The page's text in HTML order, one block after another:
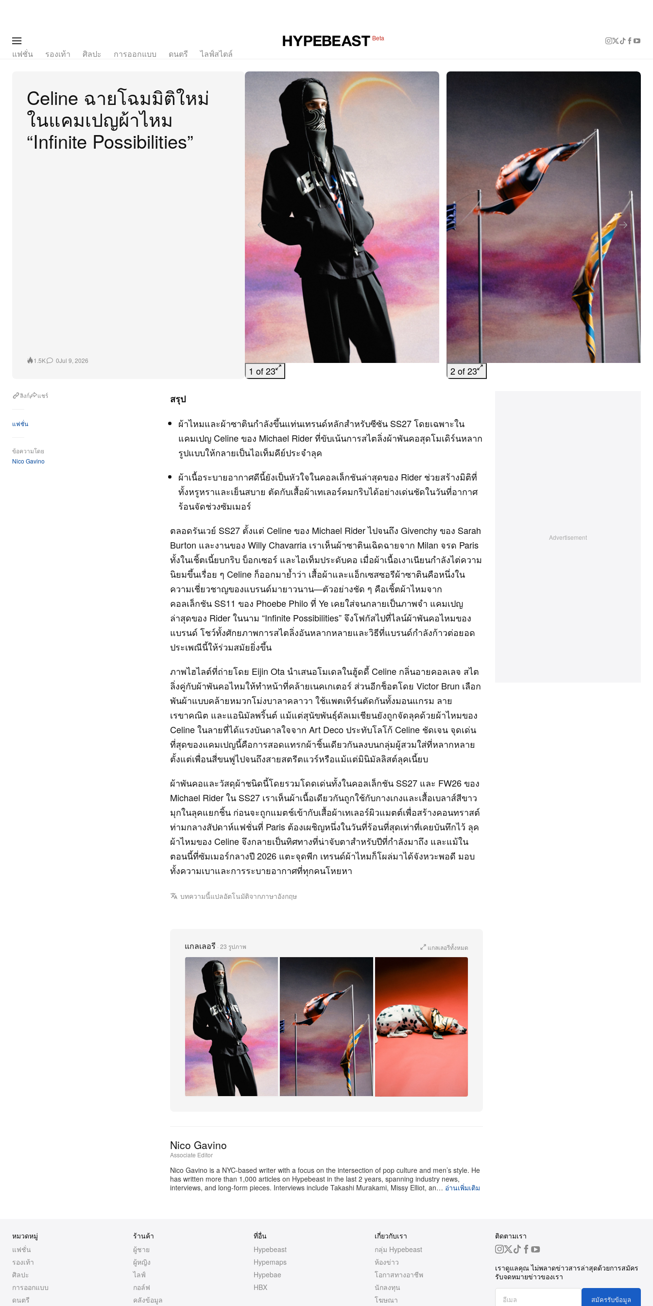
Beta
แฟชั่น รองเท้า ศิลปะ การออกแบบ ดนตรี ไลฟ์สไตล์
Celine ฉายโฉมมิติใหม่
ในแคมเปญผ้าไหม
“Infinite Possibilities”
1.5K 0Jul 9, 2026
1 of 23 2 of 23
ลิงก์ แชร์
แฟชั่น
ข้อความโดย
Nico Gavino
สรุป
ผ้าไหมและผ้าซาตินกำลังขึ้นแท่นเทรนด์หลักสำหรับซีซัน SS27 โดยเฉพาะใน
แคมเปญ Celine ของ Michael Rider ที่ขับเน้นการสไตลิ่งผ้าพันคอสุดโมเดิร์นหลาก
รูปแบบให้กลายเป็นไอเท็มคีย์ประจำลุค
ผ้าเนื้อระบายอากาศดีนี้ยังเป็นหัวใจในคอลเล็กชันล่าสุดของ Rider ช่วยสร้างมิติที่
ทั้งหรูหราและเย็นสบาย ตัดกับเสื้อผ้าเทเลอร์คมกริบได้อย่างเด่นชัดในวันที่อากาศ
ร้อนจัดช่วงซัมเมอร์
ตลอดรันเวย์ SS27 ตั้งแต่ Celine ของ Michael Rider ไปจนถึง Givenchy ของ Sarah
Burton และงานของ Willy Chavarria เราเห็นผ้าซาตินเฉิดฉายจาก Milan จรด Paris
ทั้งในเชิ้ตเนี้ยบกริบ บ็อกเซอร์ และไอเท็มประดับคอ เมื่อผ้าเนื้อเงาเนียนกำลังไต่ความ
นิยมขึ้นเรื่อย ๆ Celine ก็ออกมาย้ำว่า เสื้อผ้าและแอ็กเซสซอรีผ้าซาตินคือหนึ่งใน
ความเชี่ยวชาญของแบรนด์มายาวนาน—ตัวอย่างชัด ๆ คือเชิ้ตผ้าไหมจาก
คอลเล็กชัน SS11 ของ Phoebe Philo ที่ Ye เคยใส่จนกลายเป็นภาพจำ แคมเปญ
ล่าสุดของ Rider ในนาม “Infinite Possibilities” จึงโฟกัสไปที่ไลน์ผ้าพันคอไหมของ
แบรนด์ โชว์ทั้งศักยภาพการสไตลิ่งอันหลากหลายและวิธีที่แบรนด์กำลังก้าวต่อยอด
ประเพณีนี้ให้ร่วมสมัยยิ่งขึ้น
ภาพไฮไลต์ที่ถ่ายโดย Eijin Ota นำเสนอโมเดลในฮู้ดดี้ Celine กลิ่นอายคอลเลจ สไต
ลิ่งคู่กับผ้าพันคอไหมให้ทำหน้าที่คล้ายเนคเกเตอร์ ส่วนอีกช็อตโดย Victor Brun เลือก
พันผ้าแบบคล้ายหมวกโม่งบาลาคลาวา ใช้แพตเทิร์นตัดกันทั้งมอนแกรม ลาย
เรขาคณิต และแอนิมัลพริ้นต์ แม้แต่สุนัขพันธุ์ดัลเมเชียนยังถูกจัดลุคด้วยผ้าไหมของ
Celine ในลายที่ได้แรงบันดาลใจจาก Art Deco ประทับโลโก้ Celine ชัดเจน จุดเด่น
ที่สุดของแคมเปญนี้คือการสอดแทรกผ้าชิ้นเดียวกันลงบนกลุ่มผู้สวมใส่ที่หลากหลาย
ตั้งแต่เพื่อนสี่ขนฟูไปจนถึงสายสตรีตแวร์หรือแม้แต่มินิมัลลิสต์ลุคเนี้ยบ
ผ้าพันคอและวัสดุผ้าชนิดนี้โดยรวมโดดเด่นทั้งในคอลเล็กชัน SS27 และ FW26 ของ
Michael Rider ใน SS27 เราเห็นผ้าเนื้อเดียวกันถูกใช้กับกางเกงและเสื้อเบลาส์สีขาว
มุกในลุคแยกชิ้น ก่อนจะถูกแมตช์เข้ากับเสื้อผ้าเทเลอร์ผิวแมตต์เพื่อสร้างคอนทราสต์
ท่ามกลางสัปดาห์แฟชั่นที่ Paris ต้องเผชิญหนึ่งในวันที่ร้อนที่สุดเท่าที่เคยบันทึกไว้ ลุค
ผ้าไหมของ Celine จึงกลายเป็นทิศทางที่น่าจับตาสำหรับปีที่กำลังมาถึง และแม้ใน
ตอนนี้ที่ซัมเมอร์กลางปี 2026 แตะจุดพีก เทรนด์ผ้าไหมก็โผล่มาได้จังหวะพอดี มอบ
ทั้งความเบาและการระบายอากาศที่ทุกคนโหยหา
บทความนี้แปลอัตโนมัติจากภาษาอังกฤษ
แกลเลอรี · 23 รูปภาพ แกลเลอรีทั้งหมด
Nico Gavino
Associate Editor
Nico Gavino is a NYC-based writer with a focus on the intersection of pop culture and men’s style. He
has written more than 1,000 articles on Hypebeast in the last 2 years, spanning industry news,
interviews, and long-form pieces. Interviews include Takashi Murakami, Missy Elliot, an… อ่านเพิ่มเติม
หมวดหมู่
แฟชั่น
รองเท้า
ศิลปะ
การออกแบบ
ดนตรี
ร้านค้า
ผู้ชาย
ผู้หญิง
ไลฟ์
กอล์ฟ
คลังข้อมูล
ที่อื่น
Hypebeast
Hypemaps
Hypebae
HBX
เกี่ยวกับเรา
กลุ่ม Hypebeast
ห้องข่าว
โอกาสทางอาชีพ
นักลงทุน
โฆษณา
ติดตามเรา
เราดูแลคุณ ไม่พลาดข่าวสารล่าสุดด้วยการสมัคร
รับจดหมายข่าวของเรา
สมัครรับข้อมูล